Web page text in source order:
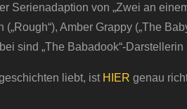
Serienadaption von „Zwei an
(„Rough“), Amber Grappy („The
sind „The Babadook“-
liebt, ist HIER genau